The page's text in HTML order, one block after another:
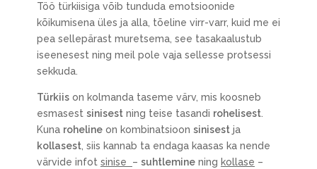
Töö türkiisiga võib tunduda emotsioonide
kõikumisena üles ja alla, tõeline virr-varr, kuid me ei
pea sellepärast muretsema, see tasakaalustub
iseenesest ning meil pole vaja sellesse protsessi
sekkuda.
Türkiison kolmanda taseme värv, mis koosneb
esmasest sinisestning teise tasandi rohelisest.
Kuna rohelineon kombinatsioon sinisestja
kollasest, siis kannab ta endaga kaasas ka nende
värvide infot sinise – suhtleminening kollase –